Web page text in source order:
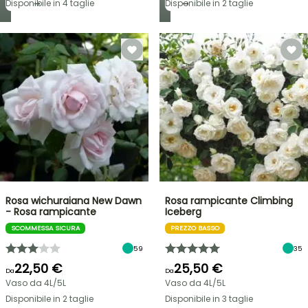
Disponibile in 4 taglie Disponibile in 2 taglie
Rosa wichuraiana New Dawn
- Rosa rampicante
SCOMMESSA SICURA
59
Da22,50 €
Vaso da 4L/5L
Disponibile in 2 taglie
Rosa rampicante Climbing
Iceberg
PREZZO BASSO
35
Da25,50 €
Vaso da 4L/5L
Disponibile in 3 taglie